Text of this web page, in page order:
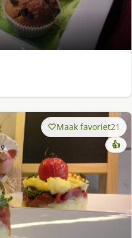
Maak favoriet21
👍